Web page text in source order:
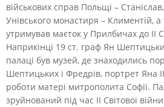
військових справ Польщі –
Унівського монастиря – Климентій,
утримував маєток у Прилбичах до ІІ
Наприкінці 19 ст. граф Ян
палаці був музей, де знаходились
Шептицьких і Фредрів, портрет Яна
роботи матері митрополита Софії.
зруйнований під час ІІ Світової